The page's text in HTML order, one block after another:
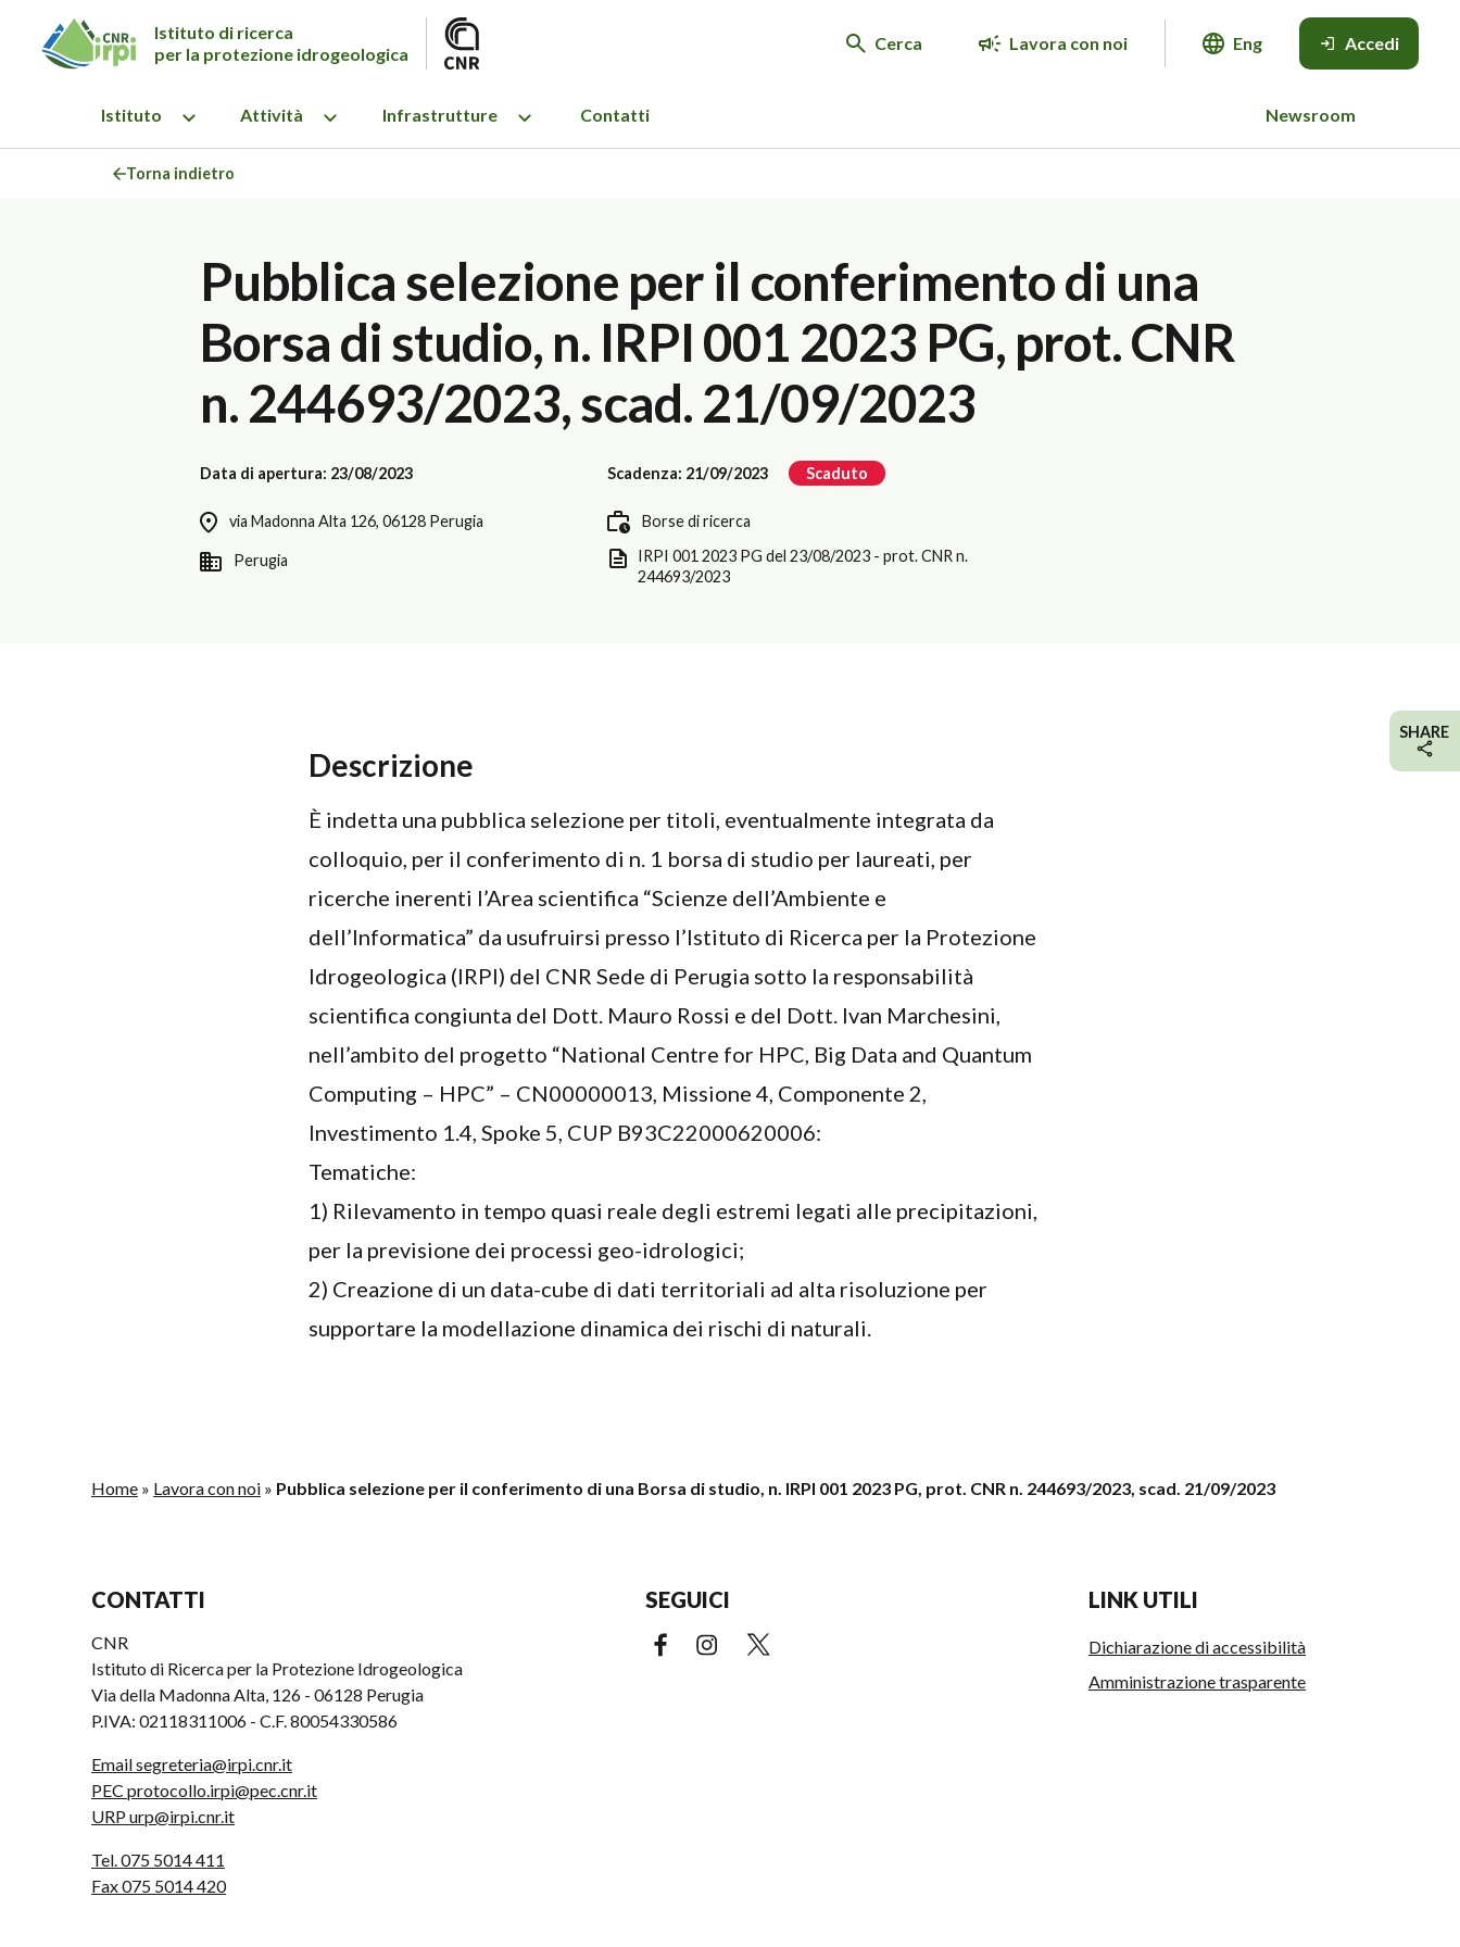
Istituto di ricerca
per la protezione idrogeologica
Cerca Lavora con noi Eng Accedi
Istituto Attività Infrastrutture Contatti Newsroom
SHARE
Torna indietro
Pubblica selezione per il conferimento di una
Borsa di studio, n. IRPI 001 2023 PG, prot. CNR
n. 244693/2023, scad. 21/09/2023
Data di apertura: 23/08/2023 Scadenza: 21/09/2023 Scaduto
via Madonna Alta 126, 06128 Perugia
Perugia
Borse di ricerca
IRPI 001 2023 PG del 23/08/2023 - prot. CNR n.
244693/2023
Descrizione
È indetta una pubblica selezione per titoli, eventualmente integrata da
colloquio, per il conferimento di n. 1 borsa di studio per laureati, per
ricerche inerenti l’Area scientifica “Scienze dell’Ambiente e
dell’Informatica” da usufruirsi presso l’Istituto di Ricerca per la Protezione
Idrogeologica (IRPI) del CNR Sede di Perugia sotto la responsabilità
scientifica congiunta del Dott. Mauro Rossi e del Dott. Ivan Marchesini,
nell’ambito del progetto “National Centre for HPC, Big Data and Quantum
Computing – HPC” – CN00000013, Missione 4, Componente 2,
Investimento 1.4, Spoke 5, CUP B93C22000620006:
Tematiche:
1) Rilevamento in tempo quasi reale degli estremi legati alle precipitazioni,
per la previsione dei processi geo-idrologici;
2) Creazione di un data-cube di dati territoriali ad alta risoluzione per
supportare la modellazione dinamica dei rischi di naturali.
Home » Lavora con noi » Pubblica selezione per il conferimento di una Borsa di studio, n. IRPI 001 2023 PG, prot. CNR n. 244693/2023, scad. 21/09/2023
CONTATTI
CNR
Istituto di Ricerca per la Protezione Idrogeologica
Via della Madonna Alta, 126 - 06128 Perugia
P.IVA: 02118311006 - C.F. 80054330586
Email segreteria@irpi.cnr.it
PEC protocollo.irpi@pec.cnr.it
URP urp@irpi.cnr.it
Tel. 075 5014 411
Fax 075 5014 420
SEGUICI
Facebook (link esterno)
Instagram (link esterno)
LINK UTILI
Dichiarazione di accessibilità
Amministrazione trasparente